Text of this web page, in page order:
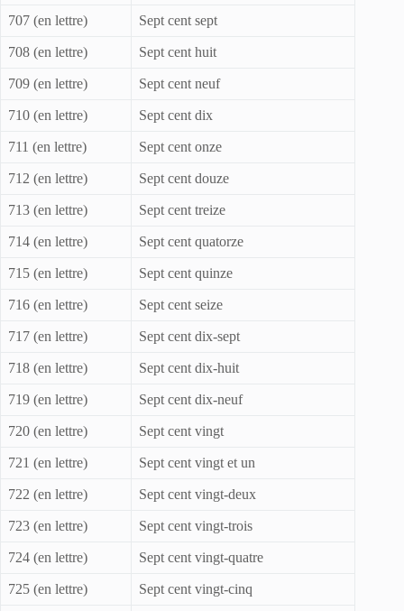
707 (en lettre) Sept cent sept
708 (en lettre) Sept cent huit
709 (en lettre) Sept cent neuf
710 (en lettre) Sept cent dix
711 (en lettre) Sept cent onze
712 (en lettre) Sept cent douze
713 (en lettre) Sept cent treize
714 (en lettre) Sept cent quatorze
715 (en lettre) Sept cent quinze
716 (en lettre) Sept cent seize
717 (en lettre) Sept cent dix-sept
718 (en lettre) Sept cent dix-huit
719 (en lettre) Sept cent dix-neuf
720 (en lettre) Sept cent vingt
721 (en lettre) Sept cent vingt et un
722 (en lettre) Sept cent vingt-deux
723 (en lettre) Sept cent vingt-trois
724 (en lettre) Sept cent vingt-quatre
725 (en lettre) Sept cent vingt-cinq